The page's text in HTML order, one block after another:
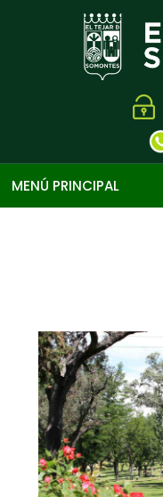
MENÚ PRINCIPAL